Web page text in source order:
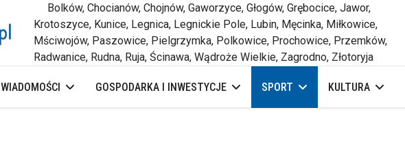
Bolków, Chocianów, Chojnów, Gaworzyce, Głogów, Grębocice, Jawor,
Krotoszyce, Kunice, Legnica, Legnickie Pole, Lubin, Męcinka, Miłkowice,
Mściwojów, Paszowice, Pielgrzymka, Polkowice, Prochowice, Przemków,
Radwanice, Rudna, Ruja, Ścinawa, Wądroże Wielkie, Zagrodno, Złotoryja
WIADOMOŚCI GOSPODARKA I INWESTYCJE SPORT KULTURA